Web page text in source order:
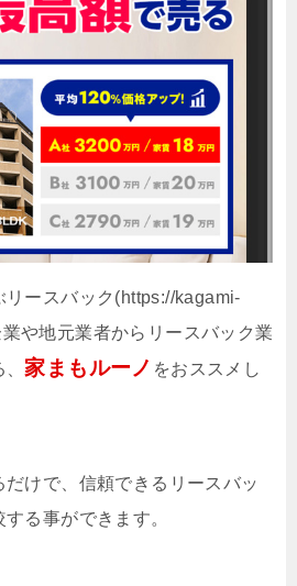
リースバック(https://kagami-
や地元業者からリースバック業
、家まもルーノ をおススメし
けで、信頼できるリースバッ
る事ができます。